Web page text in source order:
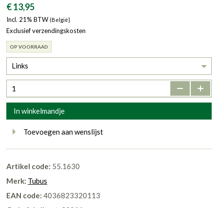
€ 13,95
Incl. 21% BTW (België}
Exclusief verzendingskosten
OP VOORRAAD
Links
- +
In winkelmandje
Toevoegen aan wenslijst
Artikel code: 55.1630
Merk: Tubus
EAN code: 4036823320113